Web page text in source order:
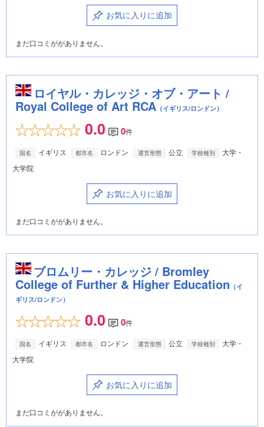
お気に入りに追加
まだ口コミががありません。
ロイヤル・カレッジ・オブ・アート /
Royal College of Art RCA （イギリス/ロンドン）
0.0 0件
国名 イギリス 都市名 ロンドン 運営形態 公立 学校種別
大学・
大学院
お気に入りに追加
まだ口コミががありません。
ブロムリー・カレッジ / Bromley
College of Further & Higher Education （イ
ギリス/ロンドン）
0.0 0件
国名 イギリス 都市名 ロンドン 運営形態 公立 学校種別
大学・
大学院
お気に入りに追加
まだ口コミががありません。